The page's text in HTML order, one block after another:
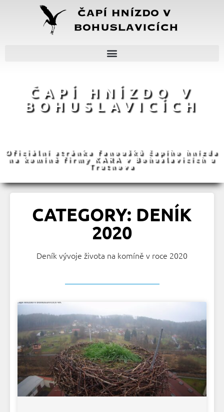
ČAPÍ HNÍZDO V
BOHUSLAVICÍCH
Oficiální stránka fanoušků čapího hnízda
na komíně firmy KARA v Bohuslavicích u
Trutnova
CATEGORY: DENÍK
2020
Deník vývoje života na komíně v roce 2020